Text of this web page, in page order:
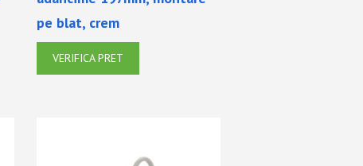
pe blat, crem
VERIFICA PRET